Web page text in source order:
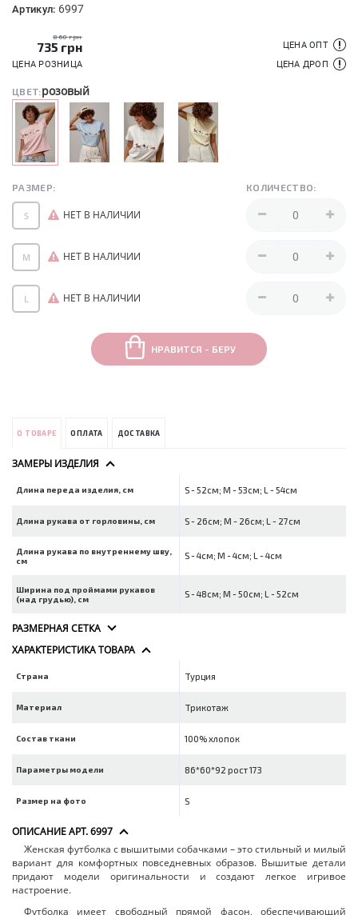
Артикул: 6997
860 грн
735 грн
ЦЕНА РОЗНИЦА
ЦЕНА ОПТ
ЦЕНА ДРОП
ЦВЕТ:розовый
РАЗМЕР: КОЛИЧЕСТВО:
S НЕТ В НАЛИЧИИ
M НЕТ В НАЛИЧИИ
L НЕТ В НАЛИЧИИ
НРАВИТСЯ - БЕРУ
О ТОВАРЕ ОПЛАТА ДОСТАВКА
ЗАМЕРЫ ИЗДЕЛИЯ
Длина переда изделия, см S - 52см; M - 53см; L - 54см
Длина рукава от горловины, см S - 26см; M - 26см; L - 27см
Длина рукава по внутреннему шву,
см
S - 4см; M - 4см; L - 4см
Ширина под проймами рукавов
(над грудью), см
S - 48см; M - 50см; L - 52см
РАЗМЕРНАЯ СЕТКА
ХАРАКТЕРИСТИКА ТОВАРА
Страна Турция
Материал Трикотаж
Состав ткани 100% хлопок
Параметры модели 86*60*92 рост 173
Размер на фото S
ОПИСАНИЕ АРТ. 6997
Женская футболка с вышитыми собачками – это стильный и милый
вариант для комфортных повседневных образов. Вышитые детали
придают модели оригинальности и создают легкое игривое
настроение.
Футболка имеет свободный прямой фасон, обеспечивающий